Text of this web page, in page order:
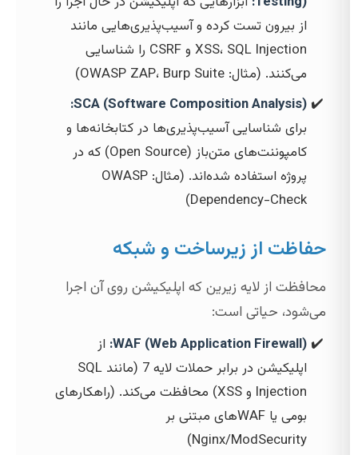
از بیرون تست کرده و آسیب‌پذیری‌هایی مانند
XSS، SQL Injection و CSRF را شناسایی
می‌کنند. (مثال: OWASP ZAP، Burp Suite)
SCA (Software Composition Analysis):
برای شناسایی آسیب‌پذیری‌ها در کتابخانه‌ها و
کامپوننت‌های متن‌باز (Open Source) که در
پروژه استفاده شده‌اند. (مثال: OWASP
Dependency-Check)
حفاظت از زیرساخت و شبکه
محافظت از لایه زیرین که اپلیکیشن روی آن اجرا
می‌شود، حیاتی است:
WAF (Web Application Firewall): از
اپلیکیشن در برابر حملات لایه 7 (مانند SQL
Injection و XSS) محافظت می‌کند. (راهکارهای
بومی یا WAF‌های مبتنی بر
Nginx/ModSecurity)